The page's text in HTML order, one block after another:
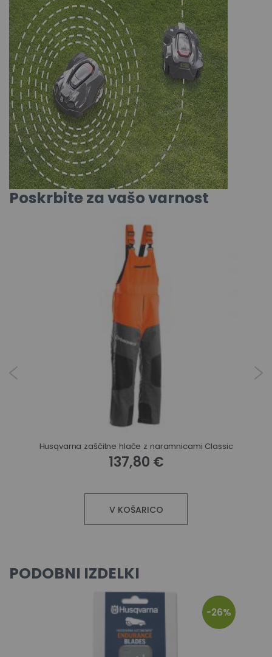
Poskrbite za vašo varnost
Husqvarna zaščitne hlače z naramnicami Classic
137,80 €
V KOŠARICO
PODOBNI IZDELKI
-26%